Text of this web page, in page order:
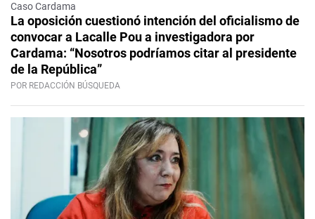
Caso Cardama
La oposición cuestionó intención del oficialismo de
convocar a Lacalle Pou a investigadora por
Cardama: “Nosotros podríamos citar al presidente
de la República”
POR REDACCIÓN BÚSQUEDA